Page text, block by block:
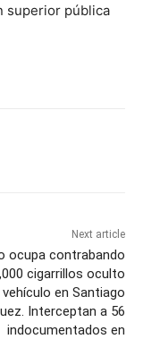
superior pública
Next article
ocupa contrabando
cigarrillos oculto
en Santiago
Interceptan a 56
indocumentados en